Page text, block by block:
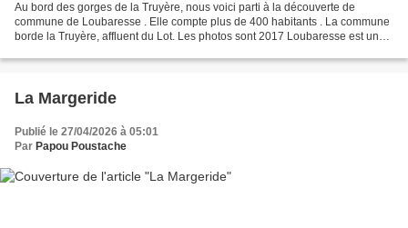
Au bord des gorges de la Truyère, nous voici parti à la découverte de
commune de Loubaresse . Elle compte plus de 400 habitants . La commune
borde la Truyère, affluent du Lot. Les photos sont 2017 Loubaresse est un
La Margeride
Publié le 27/04/2026 à 05:01
Par Papou Poustache